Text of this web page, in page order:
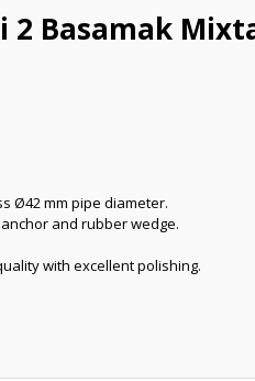
Basamak
Ø42 mm pipe diameter.
and rubber wedge.
with excellent polishing.